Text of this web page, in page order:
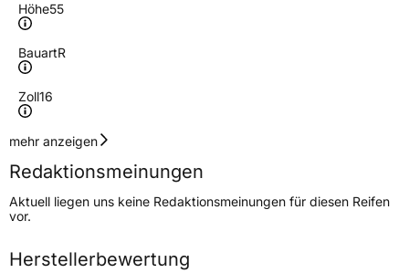
Höhe55
BauartR
Zoll16
Geschwindigkeitsindex
Höchstgeschwindigkeit
210 km/h
Lastindex97
Höchstlast730 kg
mehr anzeigen
Redaktionsmeinungen
Aktuell liegen uns keine Redaktionsmeinungen für diesen Reifen
vor.
Herstellerbewertung